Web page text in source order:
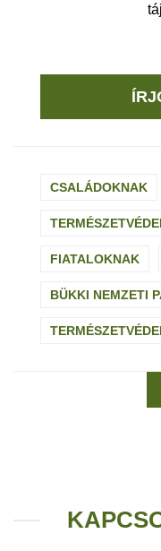
CSALÁDOKNAK
FIATALOKNAK
BÜKKI NEMZETI